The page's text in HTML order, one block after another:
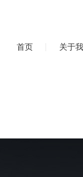
首页 关于